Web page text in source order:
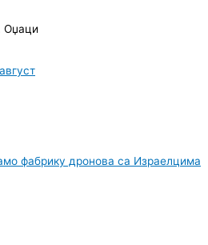
Оџаци
фабрику дронова са Израелцима